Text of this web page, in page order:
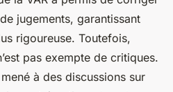
jugements, garantissant
rigoureuse. Toutefois,
pas exempte de critiques.
à des discussions sur